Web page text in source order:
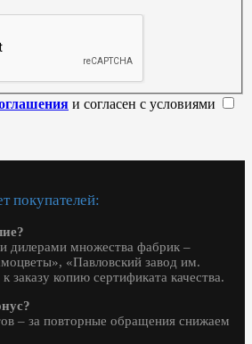
и согласен с условиями
покупателей:
дилерами множества фабрик –
«Павловский завод им.
заказу копию сертификата качества.
– за повторные обращения снижаем